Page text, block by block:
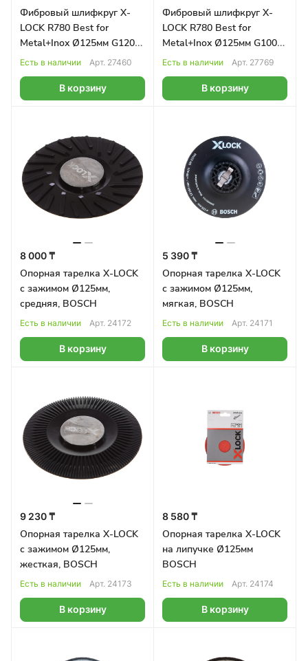
Фибровый шлифкруг X-
LOCK R780 Best for
Metal+Inox Ø125мм G120
BOSCH
Есть в наличии Арт. 27460
В корзину
Фибровый шлифкруг X-
LOCK R780 Best for
Metal+Inox Ø125мм G100
BOSCH
Есть в наличии Арт. 27769
В корзину
8 000 ₸
Опорная тарелка X-LOCK
с зажимом Ø125мм,
средняя, BOSCH
Есть в наличии Арт. 24172
В корзину
5 390 ₸
Опорная тарелка X-LOCK
с зажимом Ø125мм,
мягкая, BOSCH
Есть в наличии Арт. 24171
В корзину
9 230 ₸
Опорная тарелка X-LOCK
с зажимом Ø125мм,
жесткая, BOSCH
Есть в наличии Арт. 24173
В корзину
8 580 ₸
Опорная тарелка X-LOCK
на липучке Ø125мм
BOSCH
Есть в наличии Арт. 24174
В корзину